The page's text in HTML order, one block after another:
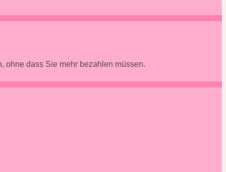
ohne dass Sie mehr bezahlen müssen.